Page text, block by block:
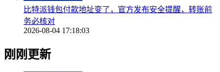
比特派钱包付款地址变了，官方发布安全提醒，转账前
务必核对
2026-08-04 17:18:03
刚刚更新